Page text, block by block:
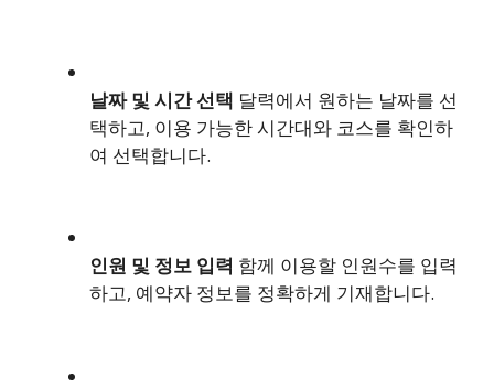
날짜 및 시간 선택 달력에서 원하는 날짜를 선
택하고, 이용 가능한 시간대와 코스를 확인하
여 선택합니다.
인원 및 정보 입력 함께 이용할 인원수를 입력
하고, 예약자 정보를 정확하게 기재합니다.